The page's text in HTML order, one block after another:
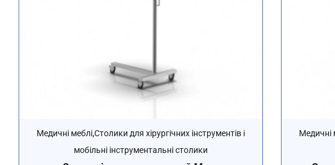
Медичні меблі,Столики для хірургічних інструментів і
мобільні інструментальні столики
Медичні